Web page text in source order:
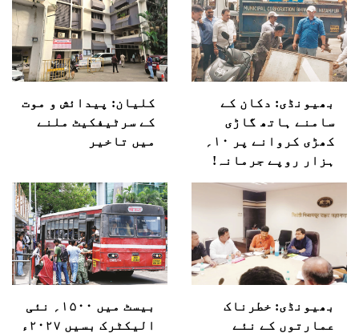
بھیونڈی: دکان کے
سامنے ہاتھ گاڑی
کھڑی کروانے پر ۱۰؍
ہزار روپے جرمانہ!
کلیان: پیدائش و موت
کے سرٹیفکیٹ ملنے
میں تاخیر
بھیونڈی: خطرناک
عمارتوں کے نئے
بیسٹ میں ۱۵۰۰؍ نئی
الیکٹرک بسیں ۲۰۲۷ء